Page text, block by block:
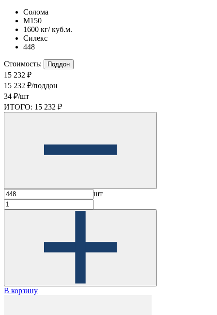
Солома
М150
1600 кг/ куб.м.
Силекс
448
Стоимость: Поддон
15 232 ₽
15 232 ₽/поддон
34 ₽/шт
ИТОГО: 15 232 ₽
шт
В корзину